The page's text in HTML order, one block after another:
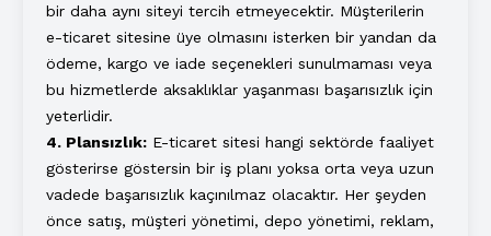
bir daha aynı siteyi tercih etmeyecektir. Müşterilerin
e-ticaret sitesine üye olmasını isterken bir yandan da
ödeme, kargo ve iade seçenekleri sunulmaması veya
bu hizmetlerde aksaklıklar yaşanması başarısızlık için
yeterlidir.
4. Plansızlık: E-ticaret sitesi hangi sektörde faaliyet
gösterirse göstersin bir iş planı yoksa orta veya uzun
vadede başarısızlık kaçınılmaz olacaktır. Her şeyden
önce satış, müşteri yönetimi, depo yönetimi, reklam,